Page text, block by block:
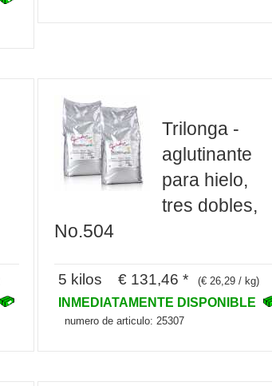
Trilonga -
aglutinante
para hielo,
tres dobles,
No.504
5 kilos € 131,46 * (€ 26,29 / kg)
INMEDIATAMENTE DISPONIBLE
numero de articulo: 25307